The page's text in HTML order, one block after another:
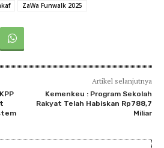
ZaWa Funwalk 2025
Artikel selanjutnya
Kemenkeu : Program Sekolah
Rakyat Telah Habiskan Rp788,7
Miliar